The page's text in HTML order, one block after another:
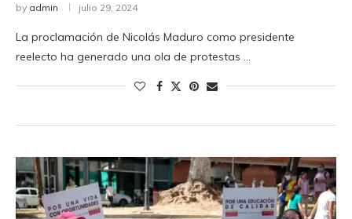
by admin julio 29, 2024
La proclamación de Nicolás Maduro como presidente
reelecto ha generado una ola de protestas …